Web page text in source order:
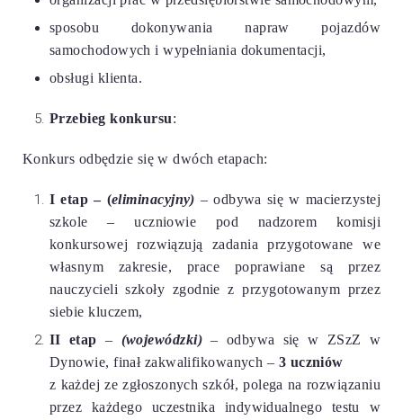
sposobu dokonywania napraw pojazdów
samochodowych i wypełniania dokumentacji,
obsługi klienta.
Przebieg konkursu:
Konkurs odbędzie się w dwóch etapach:
I etap – (eliminacyjny) – odbywa się w macierzystej
szkole – uczniowie pod nadzorem komisji
konkursowej rozwiązują zadania przygotowane we
własnym zakresie, prace poprawiane są przez
nauczycieli szkoły zgodnie z przygotowanym przez
siebie kluczem,
II etap – (wojewódzki)– odbywa się w ZSzZ w
Dynowie, finał zakwalifikowanych – 3 uczniów
z każdej ze zgłoszonych szkół, polega na rozwiązaniu
przez każdego uczestnika indywidualnego testu w